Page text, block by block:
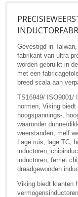
Gevestigd in
fabrikant van ultra-
worden gebruikt in
met een
breed scala aan
TS16949/ ISO9001/
normen, Viking biedt
hoogspannings-,
waaronder dunne/
weerstanden, melf
Lage ruis, lage TC,
inductoren,
inductoren, ferriet
draadgewonden
Viking biedt klanten